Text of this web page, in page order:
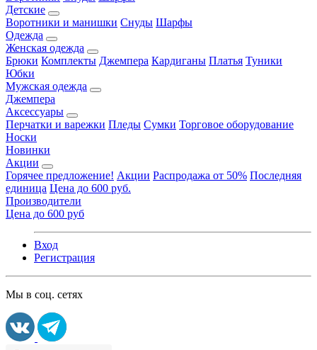
Детские
Воротники и манишки Снуды Шарфы
Одежда
Женская одежда
Брюки Комплекты Джемпера Кардиганы Платья Туники
Юбки
Мужская одежда
Джемпера
Аксессуары
Перчатки и варежки Пледы Сумки Торговое оборудование
Носки
Новинки
Акции
Горячее предложение! Акции Распродажа от 50% Последняя
единица Цена до 600 руб.
Производители
Цена до 600 руб
Вход
Регистрация
Мы в соц. сетях